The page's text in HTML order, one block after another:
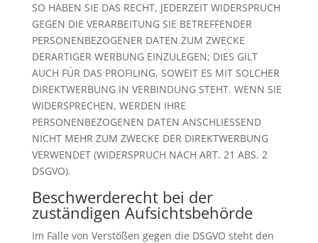
SO HABEN SIE DAS RECHT, JEDERZEIT WIDERSPRUCH
GEGEN DIE VERARBEITUNG SIE BETREFFENDER
PERSONENBEZOGENER DATEN ZUM ZWECKE
DERARTIGER WERBUNG EINZULEGEN; DIES GILT
AUCH FÜR DAS PROFILING, SOWEIT ES MIT SOLCHER
DIREKTWERBUNG IN VERBINDUNG STEHT. WENN SIE
WIDERSPRECHEN, WERDEN IHRE
PERSONENBEZOGENEN DATEN ANSCHLIESSEND
NICHT MEHR ZUM ZWECKE DER DIREKTWERBUNG
VERWENDET (WIDERSPRUCH NACH ART. 21 ABS. 2
DSGVO).
Beschwerde­recht bei der
zuständigen Aufsichts­behörde
Im Falle von Verstößen gegen die DSGVO steht den